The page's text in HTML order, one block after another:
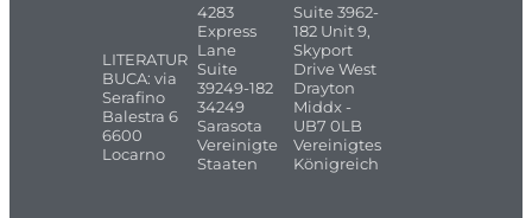
LITERATUR
BUCA: via
Serafino
Balestra 6
6600
Locarno
4283
Express
Lane
Suite
39249-182
34249
Sarasota
Vereinigte
Staaten
Suite 3962-
182 Unit 9,
Skyport
Drive West
Drayton
Middx -
UB7 0LB
Vereinigtes
Königreich